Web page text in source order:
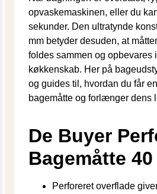
opvaskemaskinen, eller du
sekunder. Den ultratynde
mm betyder desuden, at
foldes sammen og opbevares
køkkenskab. Her på
og guides til, hvordan du får
bage­måtte og forlænger dens
De Buyer
Bagemåtte
Perforeret overflade